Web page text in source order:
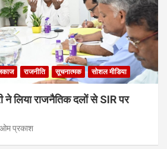
राजनीति सूचनात्मक सोशल मीडिया
ने लिया राजनैतिक दलों से SIR पर
प्रकाश